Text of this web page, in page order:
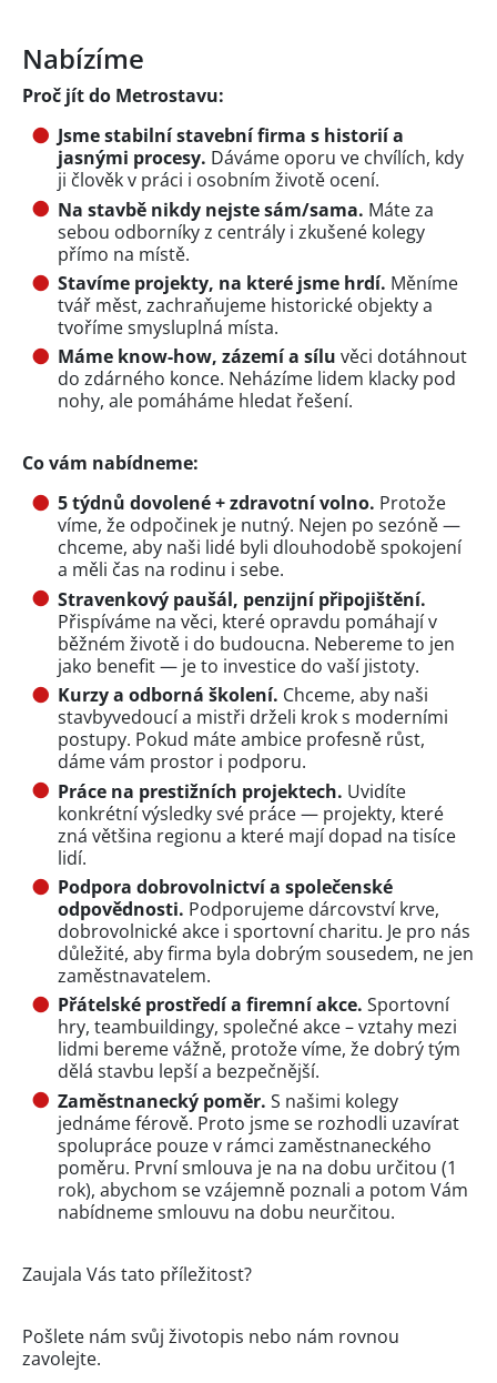
Nabízíme
Proč jít do Metrostavu:
Jsme stabilní stavební firma s historií a
jasnými procesy. Dáváme oporu ve chvílích, kdy
ji člověk v práci i osobním životě ocení.
Na stavbě nikdy nejste sám/sama. Máte za
sebou odborníky z centrály i zkušené kolegy
přímo na místě.
Stavíme projekty, na které jsme hrdí. Měníme
tvář měst, zachraňujeme historické objekty a
tvoříme smysluplná místa.
Máme know-how, zázemí a sílu věci dotáhnout
do zdárného konce. Neházíme lidem klacky pod
nohy, ale pomáháme hledat řešení.
Co vám nabídneme:
5 týdnů dovolené + zdravotní volno. Protože
víme, že odpočinek je nutný. Nejen po sezóně —
chceme, aby naši lidé byli dlouhodobě spokojení
a měli čas na rodinu i sebe.
Stravenkový paušál, penzijní připojištění.
Přispíváme na věci, které opravdu pomáhají v
běžném životě i do budoucna. Nebereme to jen
jako benefit — je to investice do vaší jistoty.
Kurzy a odborná školení. Chceme, aby naši
stavbyvedoucí a mistři drželi krok s moderními
postupy. Pokud máte ambice profesně růst,
dáme vám prostor i podporu.
Práce na prestižních projektech. Uvidíte
konkrétní výsledky své práce — projekty, které
zná většina regionu a které mají dopad na tisíce
lidí.
Podpora dobrovolnictví a společenské
odpovědnosti. Podporujeme dárcovství krve,
dobrovolnické akce i sportovní charitu. Je pro nás
důležité, aby firma byla dobrým sousedem, ne jen
zaměstnavatelem.
Přátelské prostředí a firemní akce. Sportovní
hry, teambuildingy, společné akce – vztahy mezi
lidmi bereme vážně, protože víme, že dobrý tým
dělá stavbu lepší a bezpečnější.
Zaměstnanecký poměr. S našimi kolegy
jednáme férově. Proto jsme se rozhodli uzavírat
spolupráce pouze v rámci zaměstnaneckého
poměru. První smlouva je na na dobu určitou (1
rok), abychom se vzájemně poznali a potom Vám
nabídneme smlouvu na dobu neurčitou.
Zaujala Vás tato příležitost?
Pošlete nám svůj životopis nebo nám rovnou
zavolejte.